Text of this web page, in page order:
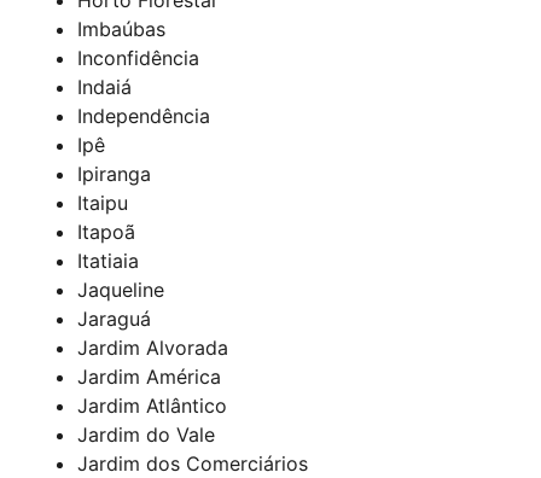
Imbaúbas
Inconfidência
Indaiá
Independência
Ipê
Ipiranga
Itaipu
Itapoã
Itatiaia
Jaqueline
Jaraguá
Jardim Alvorada
Jardim América
Jardim Atlântico
Jardim do Vale
Jardim dos Comerciários